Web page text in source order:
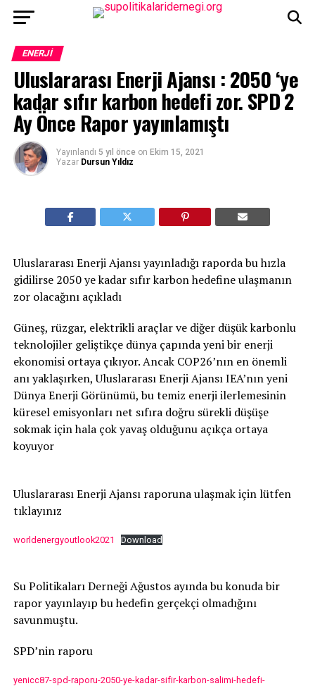
ENERJI
Uluslararası Enerji Ajansı : 2050 ‘ye
kadar sıfır karbon hedefi zor. SPD 2
Ay Önce Rapor yayınlamıştı
Yayınlandı 5 yıl önce on Ekim 15, 2021
Yazar Dursun Yıldız
Uluslararası Enerji Ajansı yayınladığı raporda bu hızla
gidilirse 2050 ye kadar sıfır karbon hedefine ulaşmanın
zor olacağını açıkladı
Güneş, rüzgar, elektrikli araçlar ve diğer düşük karbonlu
teknolojiler geliştikçe dünya çapında yeni bir enerji
ekonomisi ortaya çıkıyor. Ancak COP26’nın en önemli
anı yaklaşırken, Uluslararası Enerji Ajansı IEA’nın yeni
Dünya Enerji Görünümü, bu temiz enerji ilerlemesinin
küresel emisyonları net sıfıra doğru sürekli düşüşe
sokmak için hala çok yavaş olduğunu açıkça ortaya
koyuyor
Uluslararası Enerji Ajansı raporuna ulaşmak için lütfen
tıklayınız
worldenergyoutlook2021 Download
Su Politikaları Derneği Ağustos ayında bu konuda bir
rapor yayınlayıp bu hedefin gerçekçi olmadığını
savunmuştu.
SPD’nin raporu
yenicc87-spd-raporu-2050-ye-kadar-sifir-karbon-salimi-hedefi-